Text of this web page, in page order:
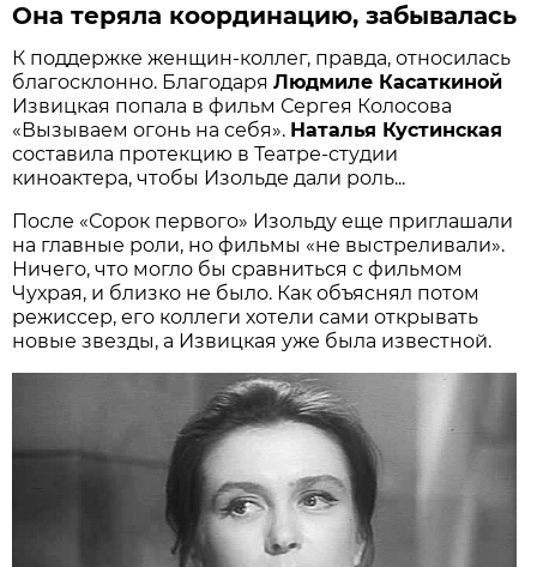
Она теряла координацию, забывалась
К поддержке женщин-коллег, правда, относилась
благосклонно. БлагодаряЛюдмиле Касаткиной
Извицкая попала в фильм Сергея Колосова
«Вызываем огонь на себя». Наталья Кустинская
составила протекцию в Театре-студии
киноактера, чтобы Изольде дали роль...
После «Сорок первого» Изольду еще приглашали
на главные роли, но фильмы «не выстреливали».
Ничего, что могло бы сравниться с фильмом
Чухрая, и близко не было. Как объяснял потом
режиссер, его коллеги хотели сами открывать
новые звезды, а Извицкая уже была известной.